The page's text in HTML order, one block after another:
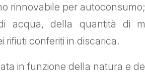
rinnovabile per autoconsumo;
acqua, della quantità di
rifiuti conferiti in discarica.
in funzione della natura e